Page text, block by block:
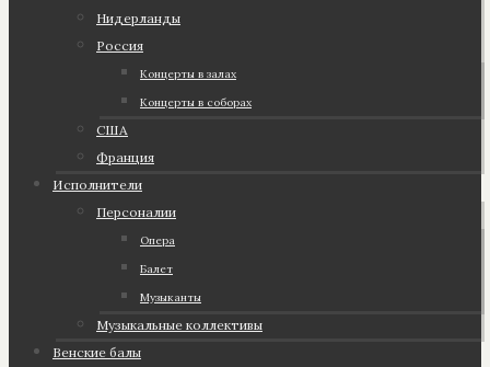
Нидерланды
Россия
Концерты в залах
Концерты в соборах
США
Франция
Исполнители
Персоналии
Опера
Балет
Музыканты
Музыкальные коллективы
Венские балы